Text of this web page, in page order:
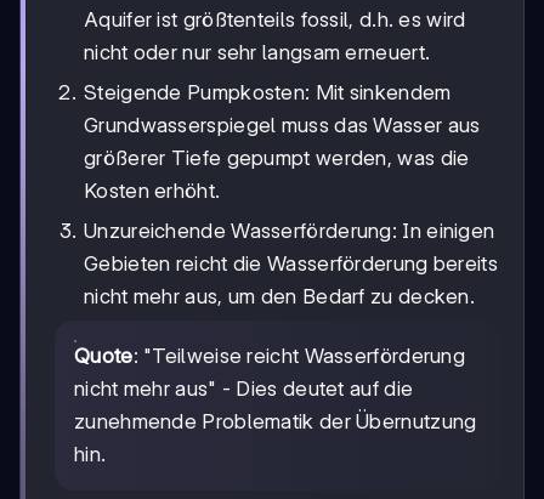
Aquifer ist größtenteils fossil, d.h. es wird
nicht oder nur sehr langsam erneuert.
Steigende Pumpkosten: Mit sinkendem
Grundwasserspiegel muss das Wasser aus
größerer Tiefe gepumpt werden, was die
Kosten erhöht.
Unzureichende Wasserförderung: In einigen
Gebieten reicht die Wasserförderung bereits
nicht mehr aus, um den Bedarf zu decken.
Quote: "Teilweise reicht Wasserförderung
nicht mehr aus" - Dies deutet auf die
zunehmende Problematik der Übernutzung
hin.